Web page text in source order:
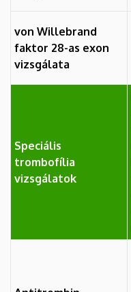
von Willebrand
faktor 28-as exon
vizsgálata
Speciális
trombofília
vizsgálatok